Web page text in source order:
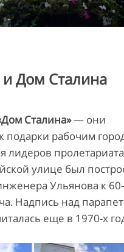
Дом Сталина
Сталина»— они
подарки рабочим
лидеров
улице был
Ульянова к
Надпись над
еще в 1970-х